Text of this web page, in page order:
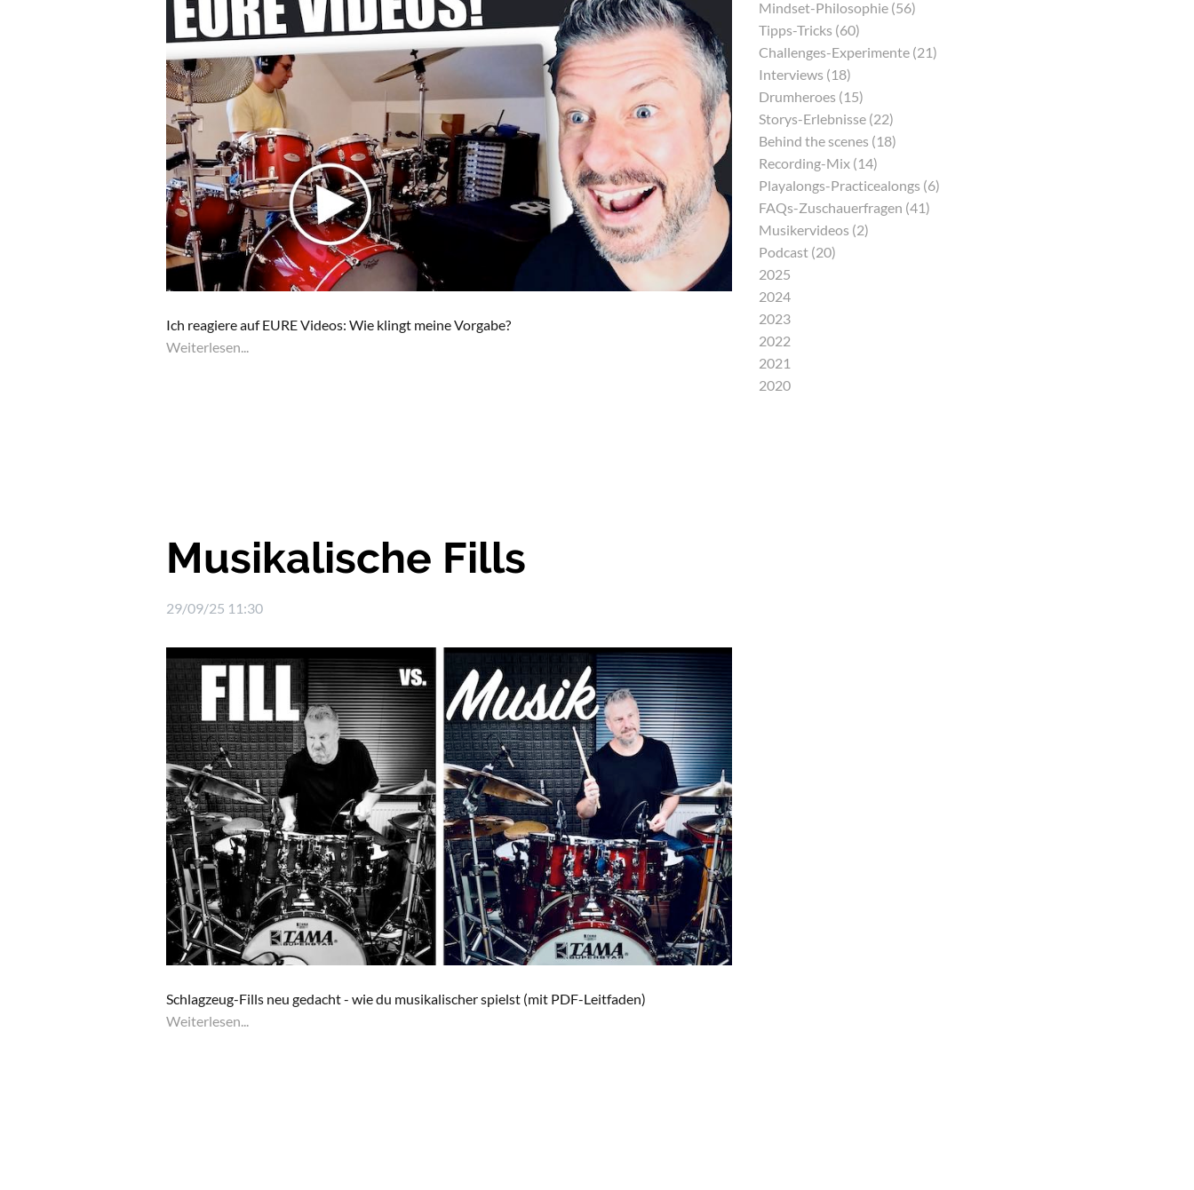
Ich reagiere auf EURE Videos: Wie klingt meine Vorgabe?
Weiterlesen...
Musikalische Fills
29/09/25 11:30
Schlagzeug-Fills neu gedacht - wie du musikalischer spielst (mit PDF-Leitfaden)
Weiterlesen...
Mindset-Philosophie (56)
Tipps-Tricks (60)
Challenges-Experimente (21)
Interviews (18)
Drumheroes (15)
Storys-Erlebnisse (22)
Behind the scenes (18)
Recording-Mix (14)
Playalongs-Practicealongs (6)
FAQs-Zuschauerfragen (41)
Musikervideos (2)
Podcast (20)
2025
2024
2023
2022
2021
2020